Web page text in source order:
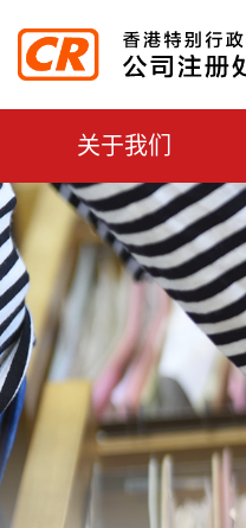
关于我们